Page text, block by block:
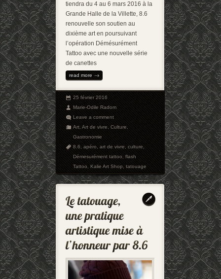
tiendra du 4 au 6 mars 2016 à la
Grande Halle de la Villette, 8.6
renouvelle son soutien au
dixième art en poursuivant
l’opération Démésurément
Tattoo avec une nouvelle série
de canettes
read more
25 février 2016
Marie-Odile Radom
Leave a comment
Art,Art de vivre,Culture,
Gastronomie
8.6,apéro,art de vivre,culture,
Démesurément tattoo,flash
Tattoo,Kalie Art Shop,tatouage